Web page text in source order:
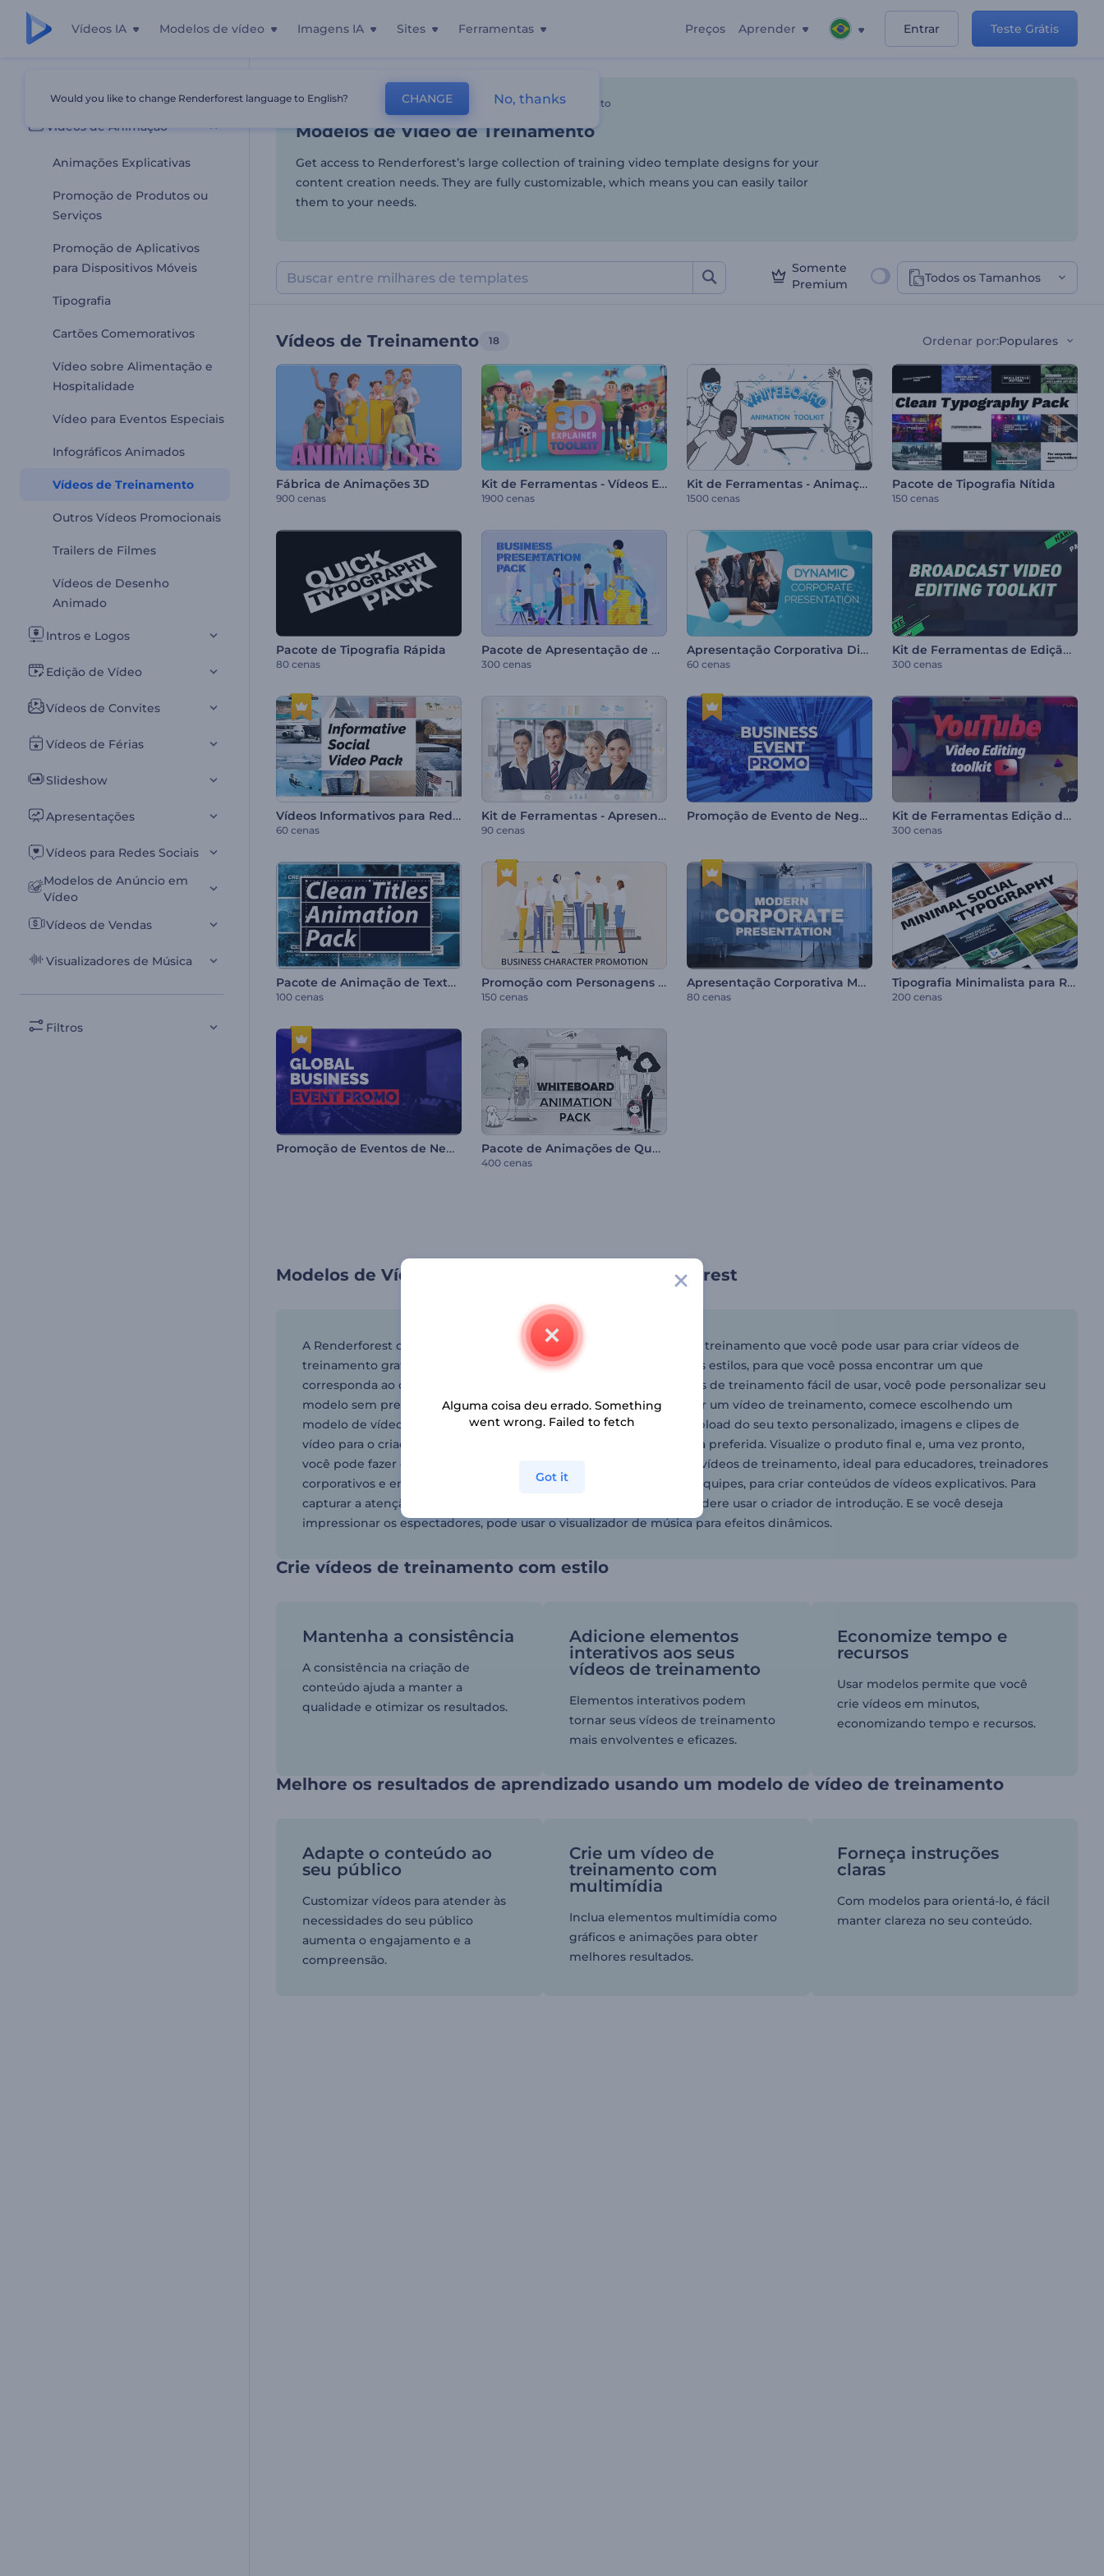
Vídeos IA Modelos de vídeo Imagens IA Sites Ferramentas Preços Aprender Entrar Teste Grátis
Todos os templates
Vídeos de Animação
Animações Explicativas
Promoção de Produtos ou
Serviços
Promoção de Aplicativos
para Dispositivos Móveis
Tipografia
Cartões Comemorativos
Vídeo sobre Alimentação e
Hospitalidade
Vídeo para Eventos Especiais
Infográficos Animados
Vídeos de Treinamento
Outros Vídeos Promocionais
Trailers de Filmes
Vídeos de Desenho
Animado
Intros e Logos
Edição de Vídeo
Vídeos de Convites
Vídeos de Férias
Slideshow
Apresentações
Vídeos para Redes Sociais
Modelos de Anúncio em
Vídeo
Vídeos de Vendas
Visualizadores de Música
Filtros
Modelos de Vídeo de Treinamento
Início Templates Vídeos De Animação Vídeos De Treinamento
Modelos de Vídeo de Treinamento
Get access to Renderforest’s large collection of training video template designs for your
content creation needs. They are fully customizable, which means you can easily tailor
them to your needs.
Somente
Premium
Todos os Tamanhos
Vídeos de Treinamento 18 Ordenar por:Populares
Fábrica de Animações 3D
900 cenas
Kit de Ferramentas - Vídeos Explicativos 3D
1900 cenas
Kit de Ferramentas - Animações Whiteboard
1500 cenas
Pacote de Tipografia Nítida
150 cenas
Pacote de Tipografia Rápida
80 cenas
Pacote de Apresentação de Negócios
300 cenas
Apresentação Corporativa Dinâmica
60 cenas
Kit de Ferramentas de Edição - Vídeos Broadcast
300 cenas
Vídeos Informativos para Redes Sociais
60 cenas
Kit de Ferramentas - Apresentação Corporativa
90 cenas
Promoção de Evento de Negócios Kit de Ferramentas Edição de Vídeo YouTube
300 cenas
Pacote de Animação de Texto Clean
100 cenas
Promoção com Personagens Business
150 cenas
Apresentação Corporativa Moderna
80 cenas
Tipografia Minimalista para Redes Sociais
200 cenas
Promoção de Eventos de Negócios Pacote de Animações de Quadro Branco
400 cenas
Modelos de Vídeo de Treinamento pela Renderforest
A Renderforest oferece uma ampla gama de modelos de vídeos de treinamento que você pode usar para criar vídeos de
treinamento gratuitamente. Os designs estão disponíveis em vários estilos, para que você possa encontrar um que
corresponda ao que você tem em mente. E com o criador de vídeos de treinamento fácil de usar, você pode personalizar seu
modelo sem precisar de habilidades avançadas de edição. Para criar um vídeo de treinamento, comece escolhendo um
modelo de vídeo de treinamento da biblioteca. Em seguida, faça upload do seu texto personalizado, imagens e clipes de
vídeo para o criador de vídeos de treinamento e escolha sua música preferida. Visualize o produto final e, uma vez pronto,
você pode fazer o download. Você também pode usar o criador de vídeos de treinamento, ideal para educadores, treinadores
corporativos e empresas que buscam treinar eficientemente suas equipes, para criar conteúdos de vídeos explicativos. Para
capturar a atenção do público com uma introdução cativante, considere usar o criador de introdução. E se você deseja
impressionar os espectadores, pode usar o visualizador de música para efeitos dinâmicos.
Crie vídeos de treinamento com estilo
Mantenha a consistência
A consistência na criação de
conteúdo ajuda a manter a
qualidade e otimizar os resultados.
Adicione elementos
interativos aos seus
vídeos de treinamento
Elementos interativos podem
tornar seus vídeos de treinamento
mais envolventes e eficazes.
Economize tempo e
recursos
Usar modelos permite que você
crie vídeos em minutos,
economizando tempo e recursos.
Melhore os resultados de aprendizado usando um modelo de vídeo de treinamento
Adapte o conteúdo ao
seu público
Customizar vídeos para atender às
necessidades do seu público
aumenta o engajamento e a
compreensão.
Crie um vídeo de
treinamento com
multimídia
Inclua elementos multimídia como
gráficos e animações para obter
melhores resultados.
Forneça instruções
claras
Com modelos para orientá-lo, é fácil
manter clareza no seu conteúdo.
Would you like to change Renderforest language to English? CHANGE No, thanks
Alguma coisa deu errado. Something
went wrong. Failed to fetch
Got it